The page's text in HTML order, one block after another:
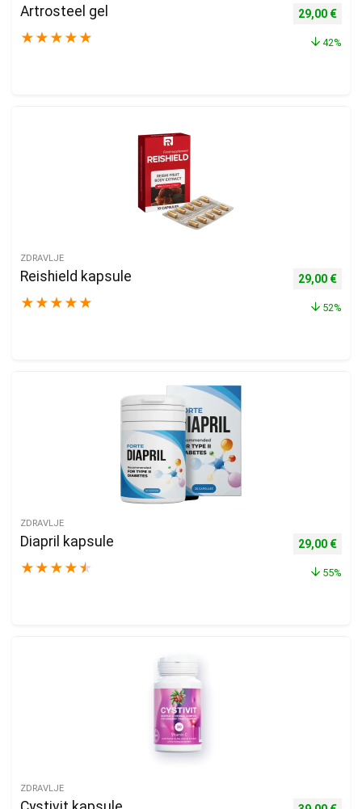
Artrosteel gel
★ ★ ★ ★ ★
Izvorna
29,00 €
42%
ZDRAVLJE
Reishield kapsule
★ ★ ★ ★ ★
Izvorna
29,00 €
52%
ZDRAVLJE
Diapril kapsule
★ ★ ★ ★ ★
Izvorna
29,00 €
55%
ZDRAVLJE